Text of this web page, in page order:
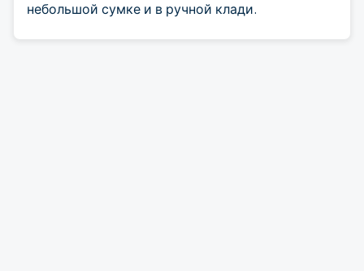
небольшой сумке и в ручной клади.